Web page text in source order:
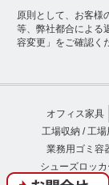
原則として、お客様
等、弊社都合による
容変更」 をご確認く
オフィス家具
工場収納 / 工場
業務用ゴミ容
シューズロッカ